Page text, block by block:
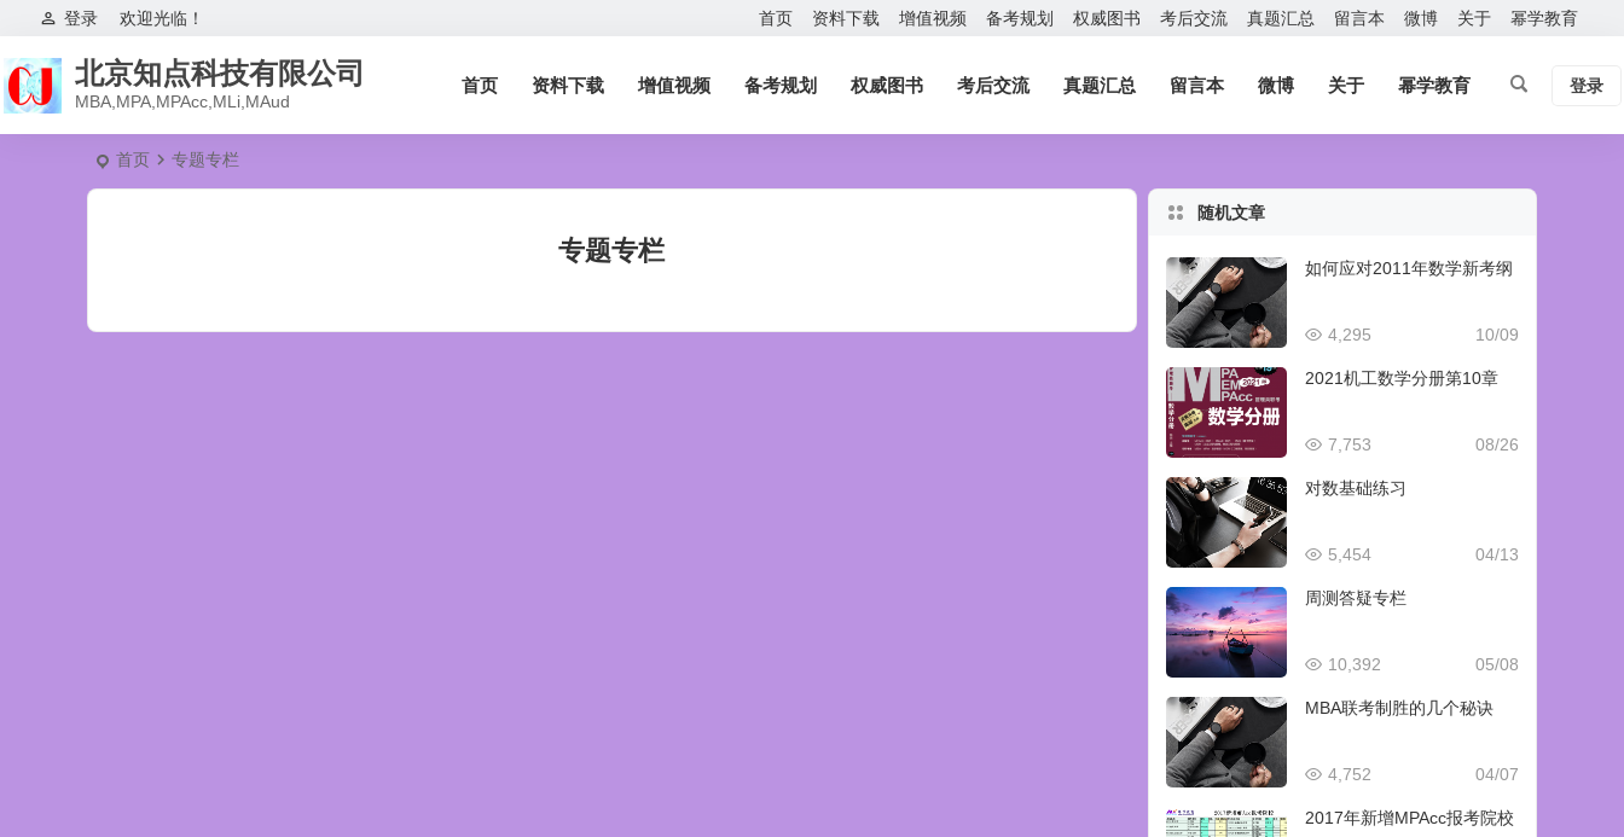
欢迎光临！
登录 首页 资料下载 增值视频 备考规划 权威图书 考后交流 真题汇总 留言本 微博 关于 幂学教育
北京知点科技有限公司
MBA,MPA,MPAcc,MLi,MAud
首页 资料下载 增值视频 备考规划 权威图书 考后交流 真题汇总 留言本 微博 关于 幂学教育 登录
首页 专题专栏
专题专栏
随机文章
如何应对2011年数学新考纲
10/09
4,295
2021机工数学分册第10章
08/26
7,753
对数基础练习
04/13
5,454
周测答疑专栏
05/08
10,392
MBA联考制胜的几个秘诀
04/07
4,752
2017年新增MPAcc报考院校